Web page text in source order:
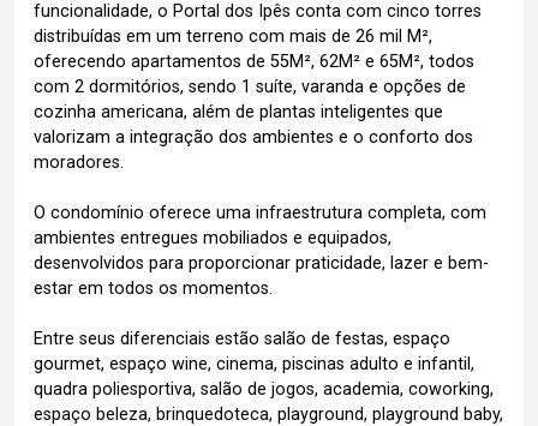
funcionalidade, o Portal dos Ipês conta com cinco torres
distribuídas em um terreno com mais de 26 mil M²,
oferecendo apartamentos de 55M², 62M² e 65M², todos
com 2 dormitórios, sendo 1 suíte, varanda e opções de
cozinha americana, além de plantas inteligentes que
valorizam a integração dos ambientes e o conforto dos
moradores.
O condomínio oferece uma infraestrutura completa, com
ambientes entregues mobiliados e equipados,
desenvolvidos para proporcionar praticidade, lazer e bem-
estar em todos os momentos.
Entre seus diferenciais estão salão de festas, espaço
gourmet, espaço wine, cinema, piscinas adulto e infantil,
quadra poliesportiva, salão de jogos, academia, coworking,
espaço beleza, brinquedoteca, playground, playground baby,